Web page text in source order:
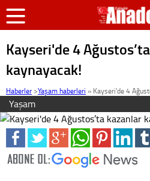
Kayseri'de 4
kaynayacak!
Haberler >Yaşam haberleri » Kayseri'de 4
Yaşam